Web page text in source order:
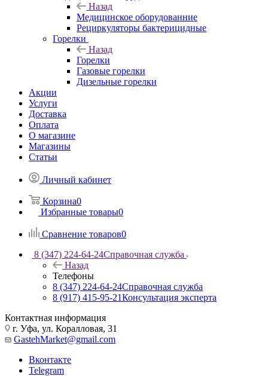
Назад
Медицинское оборудованние
Рециркуляторы бактерицидные
Горелки
Назад
Горелки
Газовые горелки
Дизельные горелки
Акции
Услуги
Доставка
Оплата
О магазине
Магазины
Статьи
Личный кабинет
Корзина0
Избранные товары0
Сравнение товаров0
8 (347) 224-64-24Справочная служба
Назад
Телефоны
8 (347) 224-64-24Справочная служба
8 (917) 415-95-21Консультация эксперта
Контактная информация
г. Уфа, ул. Коралловая, 31
GastehMarket@gmail.com
Вконтакте
Telegram